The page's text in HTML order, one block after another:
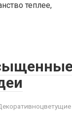
теплее,